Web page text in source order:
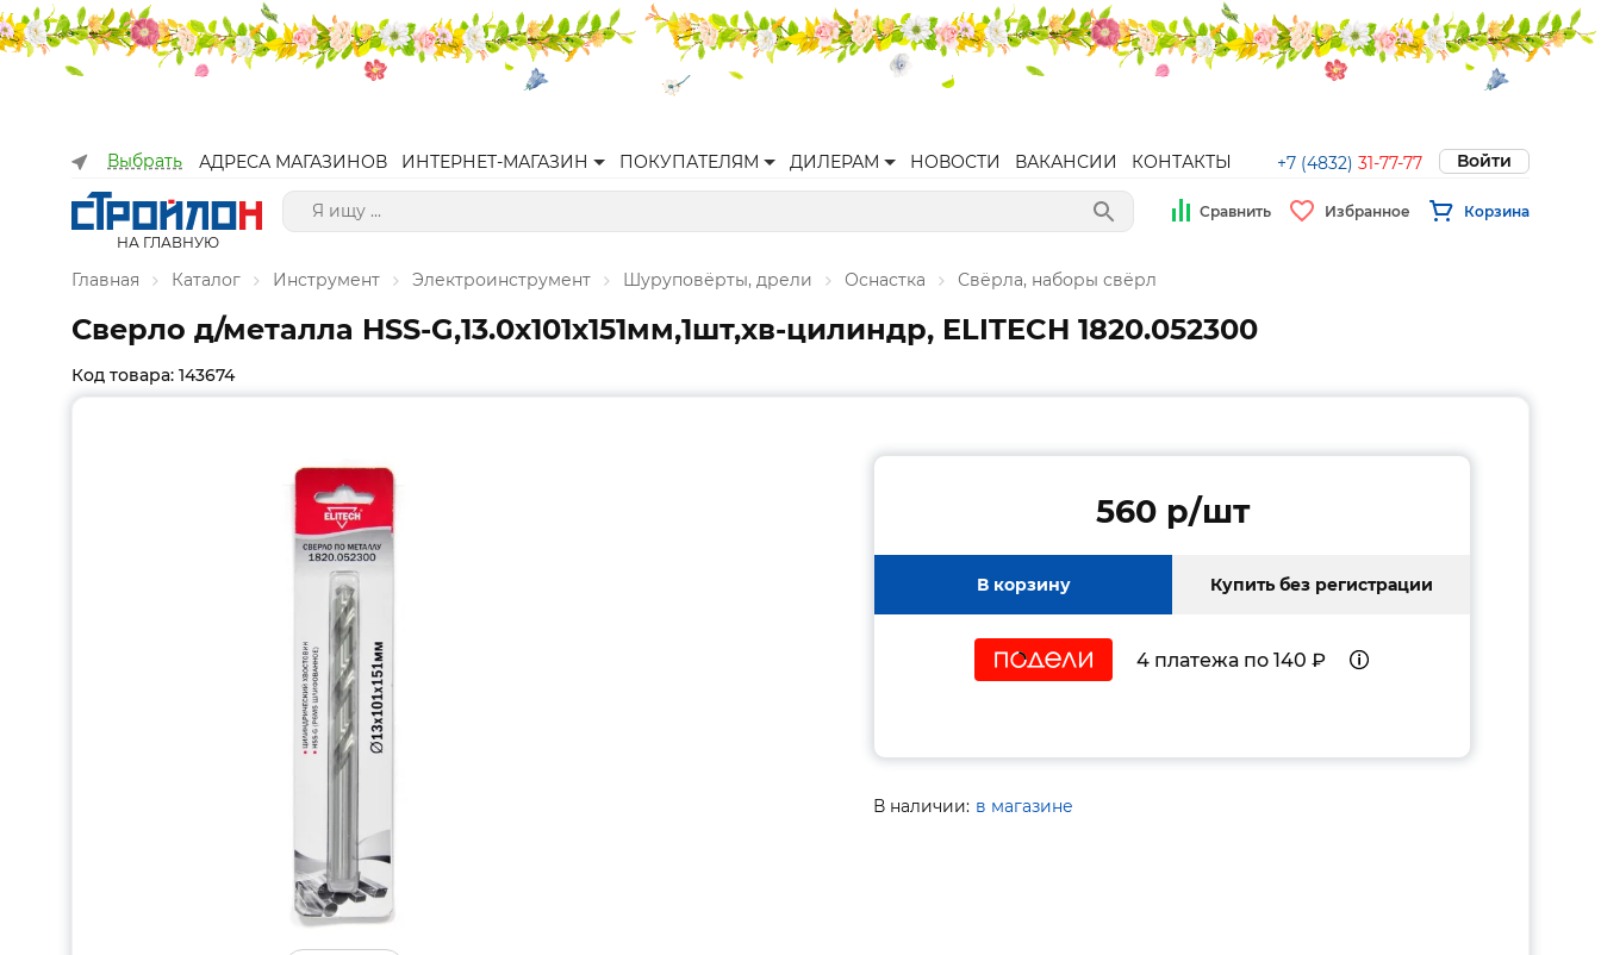
Выбрать АДРЕСА МАГАЗИНОВ ИНТЕРНЕТ-МАГАЗИН ПОКУПАТЕЛЯМ ДИЛЕРАМ НОВОСТИ ВАКАНСИИ КОНТАКТЫ +7 (4832) 31-77-77 Войти
НА ГЛАВНУЮ
Сравнить Избранное Корзина
Главная Каталог Инструмент Электроинструмент Шуруповёрты, дрели Оснастка Свёрла, наборы свёрл
Сверло д/металла HSS-G,13.0х101х151мм,1шт,хв-цилиндр, ELITECH 1820.052300
Код товара: 143674
560 p/шт
В корзину Купить без регистрации
4 платежа по 140 ₽
В наличии: в магазине